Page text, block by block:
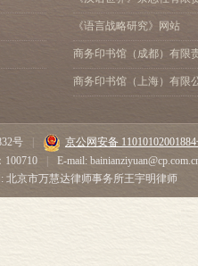
《语言战略研究》网站
商务印书馆（成都）有限
商务印书馆（上海）有限
号
京公网安备
100710
E-mail:
北京市万慧达律师事务所王宇明律师